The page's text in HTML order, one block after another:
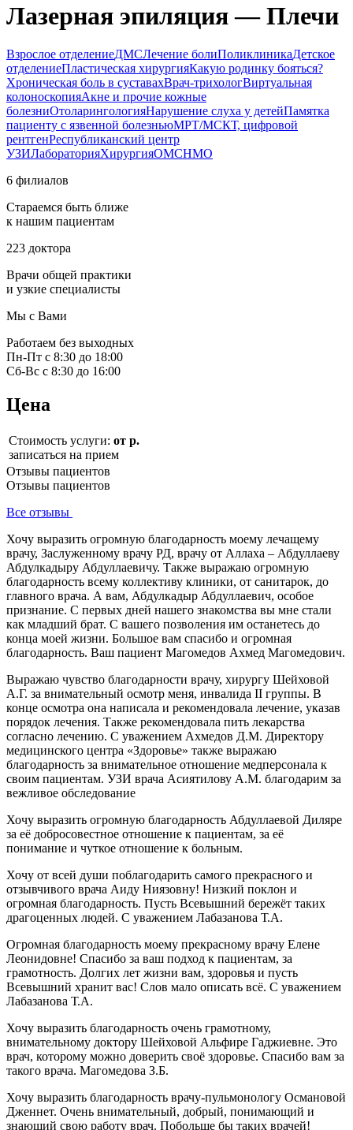
Лазерная эпиляция — Плечи
Взрослое отделениеДМСЛечение болиПоликлиникаДетское
отделениеПластическая хирургияКакую родинку бояться?
Хроническая боль в суставахВрач-трихологВиртуальная
колоноскопияАкне и прочие кожные
болезниОтоларингологияНарушение слуха у детейПамятка
пациенту с язвенной болезньюМРТ/МСКТ, цифровой
рентгенРеспубликанский центр
УЗИЛабораторияХирургияОМСНМО
6 филиалов
Стараемся быть ближе
к нашим пациентам
223 доктора
Врачи общей практики
и узкие специалисты
Мы с Вами
Работаем без выходных
Пн-Пт с 8:30 до 18:00
Сб-Вс с 8:30 до 16:00
Цена
Стоимость услуги: от р.
записаться на прием
Отзывы пациентов
Отзывы пациентов
Все отзывы
Хочу выразить огромную благодарность моему лечащему
врачу, Заслуженному врачу РД, врачу от Аллаха – Абдуллаеву
Абдулкадыру Абдуллаевичу. Также выражаю огромную
благодарность всему коллективу клиники, от санитарок, до
главного врача. А вам, Абдулкадыр Абдуллаевич, особое
признание. С первых дней нашего знакомства вы мне стали
как младший брат. С вашего позволения им останетесь до
конца моей жизни. Большое вам спасибо и огромная
благодарность. Ваш пациент Магомедов Ахмед Магомедович.
Выражаю чувство благодарности врачу, хирургу Шейховой
А.Г. за внимательный осмотр меня, инвалида II группы. В
конце осмотра она написала и рекомендовала лечение, указав
порядок лечения. Также рекомендовала пить лекарства
согласно лечению. С уважением Ахмедов Д.М. Директору
медицинского центра «Здоровье» также выражаю
благодарность за внимательное отношение медперсонала к
своим пациентам. УЗИ врача Асиятилову А.М. благодарим за
вежливое обследование
Хочу выразить огромную благодарность Абдуллаевой Диляре
за её добросовестное отношение к пациентам, за её
понимание и чуткое отношение к больным.
Хочу от всей души поблагодарить самого прекрасного и
отзывчивого врача Аиду Ниязовну! Низкий поклон и
огромная благодарность. Пусть Всевышний бережёт таких
драгоценных людей. С уважением Лабазанова Т.А.
Огромная благодарность моему прекрасному врачу Елене
Леонидовне! Спасибо за ваш подход к пациентам, за
грамотность. Долгих лет жизни вам, здоровья и пусть
Всевышний хранит вас! Слов мало описать всё. С уважением
Лабазанова Т.А.
Хочу выразить благодарность очень грамотному,
внимательному доктору Шейховой Альфире Гаджиевне. Это
врач, которому можно доверить своё здоровье. Спасибо вам за
такого врача. Магомедова З.Б.
Хочу выразить благодарность врачу-пульмонологу Османовой
Дженнет. Очень внимательный, добрый, понимающий и
знающий свою работу врач. Побольше бы таких врачей!